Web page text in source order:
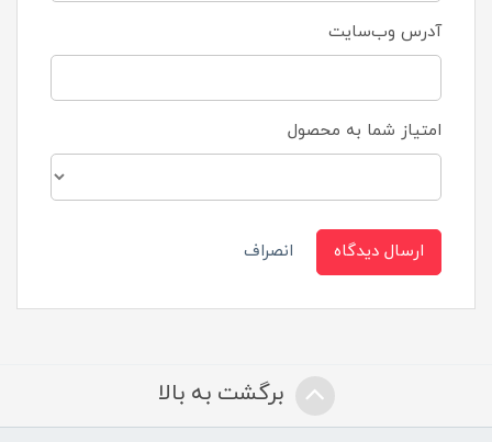
آدرس وب‌سایت
امتیاز شما به محصول
ارسال دیدگاه انصراف
برگشت به بالا